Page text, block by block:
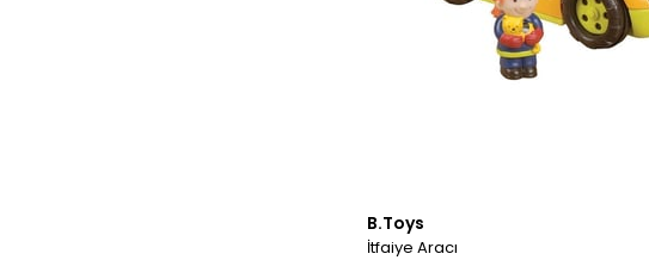
B.Toys
İtfaiye Aracı